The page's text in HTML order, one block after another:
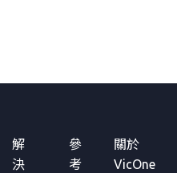
解
決
參
考
關於
VicOne